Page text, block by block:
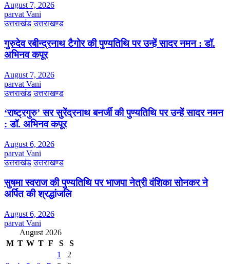
August 7, 2026
parvat Vani
उत्तराखंड उत्तराखण्ड
गुरुदेव रबीन्द्रनाथ टैगोर की पुण्यतिथि पर उन्हें सादर नमन : डॉ.
अभिनव कपूर
August 7, 2026
parvat Vani
उत्तराखंड उत्तराखण्ड
‘राष्ट्रगुरु’ सर सुरेंद्रनाथ बनर्जी की पुण्यतिथि पर उन्हें सादर नमन
: डॉ. अभिनव कपूर
August 6, 2026
parvat Vani
उत्तराखंड उत्तराखण्ड
सुषमा स्वराज की पुण्यतिथि पर भाजपा नेत्री वंशिका सोनकर ने
अर्पित की श्रद्धांजलि
August 6, 2026
parvat Vani
August 2026
M T W T F S
S
1
2